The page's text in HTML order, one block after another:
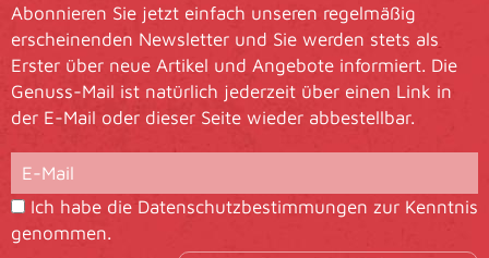
Abonnieren Sie jetzt einfach unseren regelmäßig
erscheinenden Newsletter und Sie werden stets als
Erster über neue Artikel und Angebote informiert. Die
Genuss-Mail ist natürlich jederzeit über einen Link in
der E-Mail oder dieser Seite wieder abbestellbar.
Ich habe die Datenschutzbestimmungen zur Kenntnis
genommen.